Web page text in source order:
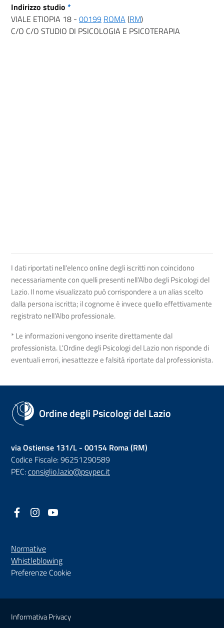
Indirizzo studio *
VIALE ETIOPIA 18 - 00199 ROMA (RM)
C/O C/O STUDIO DI PSICOLOGIA E PSICOTERAPIA
I dati riportati nell'elenco online degli iscritti non coincidono
necessariamente con quelli presenti nell’Albo degli Psicologi del
Lazio. Il nome visualizzato può corrispondere a un alias scelto
dalla persona iscritta; il cognome è invece quello effettivamente
registrato nell’Albo professionale.
* Le informazioni vengono inserite direttamente dal
professionista. L'Ordine degli Psicologi del Lazio non risponde di
eventuali errori, inesattezze e falsità riportate dal professionista.
Ordine degli Psicologi del Lazio
via Ostiense 131/L - 00154 Roma (RM)
Codice Fiscale: 96251290589
PEC:consiglio.lazio@psypec.it
Facebook
(nuova scheda - new tab)
Instagram
(nuova scheda - new tab)
Normative
Whistleblowing(nuova scheda - new tab)
Preferenze Cookie
Sezione Link Utili
Informativa Privacy